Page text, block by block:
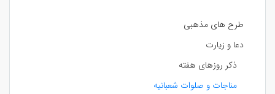
طرح های مذهبی
دعا و زیارت
ذکر روزهای هفته
مناجات و صلوات شعبانیه